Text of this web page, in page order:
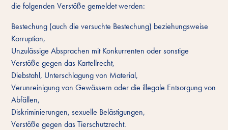
die folgenden Verstöße gemeldet werden:
Bestechung (auch die versuchte Bestechung) beziehungsweise
Korruption,
Unzulässige Absprachen mit Konkurrenten oder sonstige
Verstöße gegen das Kartellrecht,
Diebstahl, Unterschlagung von Material,
Verunreinigung von Gewässern oder die illegale Entsorgung von
Abfällen,
Diskriminierungen, sexuelle Belästigungen,
Verstöße gegen das Tierschutzrecht.